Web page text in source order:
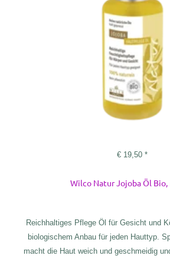
€ 19,50 *
Wilco Natur Jojoba Öl Bio,
Reichhaltiges Pflege Öl für Gesicht und
biologischem Anbau für jeden Hauttyp.
macht die Haut weich und geschmeidig